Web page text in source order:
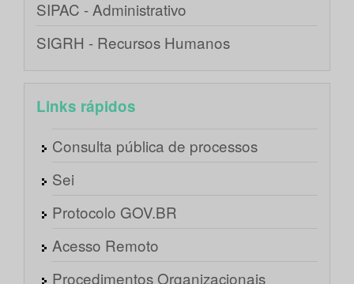
SIPAC - Administrativo
SIGRH - Recursos Humanos
Links rápidos
Consulta pública de processos
Sei
Protocolo GOV.BR
Acesso Remoto
Procedimentos Organizacionais